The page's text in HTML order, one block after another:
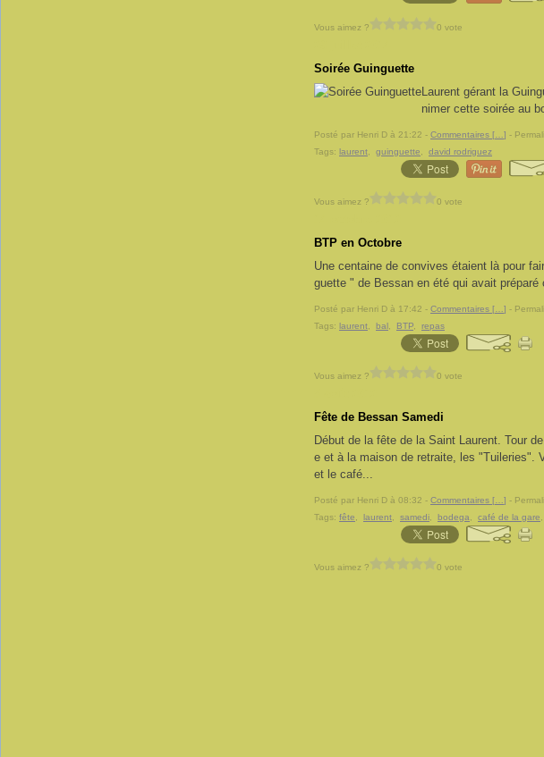
Vous aimez ? 0 vote
Soirée Guinguette
Laurent gérant la
nimer cette soirée au
Posté par Henri D à 21:22 - Commentaires [ ] -
Tags: laurent guinguette david rodriguez
Vous aimez ? 0 vote
BTP en Octobre
Une centaine de convives étaient là pour
guette " de Bessan en été qui avait
Posté par Henri D à 17:42 - Commentaires [ ] -
Tags: laurent bal BTP repas
Vous aimez ? 0 vote
Fête de Bessan Samedi
Début de la fête de la Saint Laurent. Tour
e et à la maison de retraite, les "Tuileries".
et le café...
Posté par Henri D à 08:32 - Commentaires [ ] -
Tags: fête laurent samedi bodega café de la gare
Vous aimez ? 0 vote